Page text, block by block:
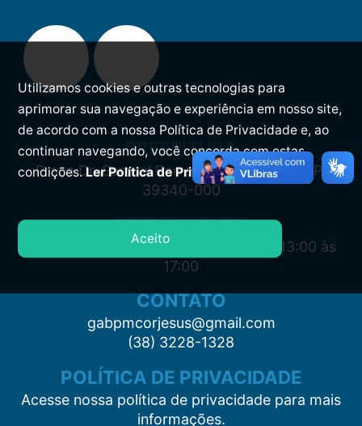
PREFEITURA
Praça Dr. Samuel Barreto, s/n, Centro CEP:
39340-000
ATENDIMENTO
Segunda à Sexta: 7:00 às 11:00 e das 13:00 às
17:00
CONTATO
gabpmcorjesus@gmail.com
(38) 3228-1328
POLÍTICA DE PRIVACIDADE
Acesse nossa política de privacidade para mais
informações.
Utilizamos cookies e outras tecnologias para
aprimorar sua navegação e experiência em nosso site,
de acordo com a nossa Política de Privacidade e, ao
continuar navegando, você concorda com estas
condições.Ler Política de Privacidade.
Aceito